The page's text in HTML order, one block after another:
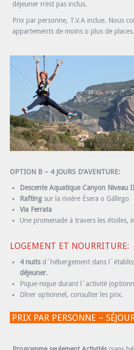
déjeuner n’est pas inclus.
Prix par personne, T.V.A inclue. Nous
appartements de moins o plus de places.
OPTION B – 4 JOURS D’AVENTURE:
Descente Aquatique Canyon Niveau
Rafting sur la rivière Ésera o Gállego
Via Ferrata
Une promenade à travers les étoiles,
LOGEMENT ET NOURRITURE:
4 nuitsd´hébergement dans
déjeuner.
Pique-nique durant l´activité
Dîner optionnel, consulter les prix.
PRIX PAR PERSONNE –